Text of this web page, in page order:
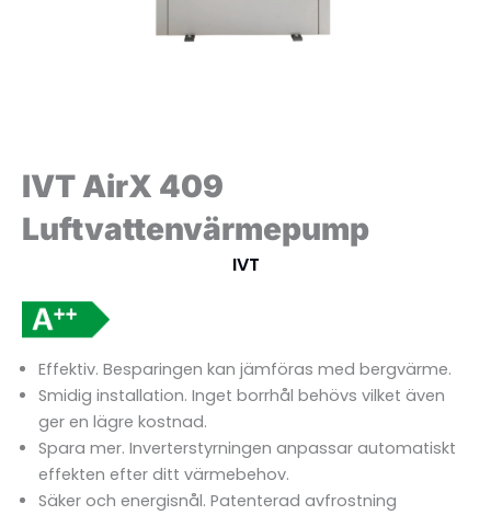
IVT AirX 409
Luftvattenvärmepump
IVT
Effektiv. Besparingen kan jämföras med bergvärme.
Smidig installation. Inget borrhål behövs vilket även
ger en lägre kostnad.
Spara mer. Inverterstyrningen anpassar automatiskt
effekten efter ditt värmebehov.
Säker och energisnål. Patenterad avfrostning